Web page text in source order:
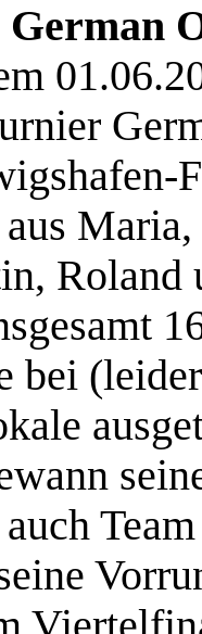
aus
Roland
bei